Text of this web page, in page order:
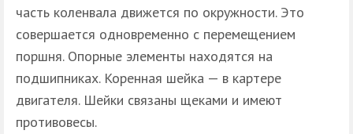
часть коленвала движется по окружности. Это
совершается одновременно с перемещением
поршня. Опорные элементы находятся на
подшипниках. Коренная шейка — в картере
двигателя. Шейки связаны щеками и имеют
противовесы.